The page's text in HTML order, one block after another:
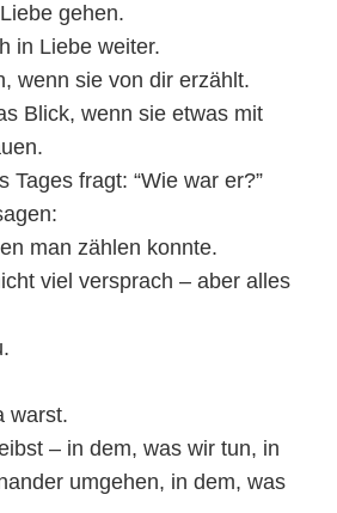
gehen.
in Liebe weiter.
wenn sie von dir erzählt.
Blick, wenn sie etwas mit
Tages fragt: “Wie war er?”
man zählen konnte.
viel versprach – aber alles
warst.
– in dem, was wir tun, in
umgehen, in dem, was